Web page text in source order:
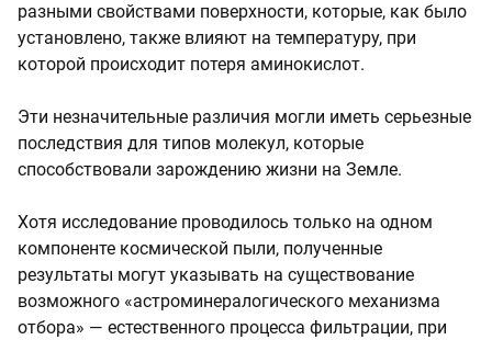
разными свойствами поверхности, которые, как было
установлено, также влияют на температуру, при
которой происходит потеря аминокислот.
Эти незначительные различия могли иметь серьезные
последствия для типов молекул, которые
способствовали зарождению жизни на Земле.
Хотя исследование проводилось только на одном
компоненте космической пыли, полученные
результаты могут указывать на существование
возможного «астроминералогического механизма
отбора» — естественного процесса фильтрации, при